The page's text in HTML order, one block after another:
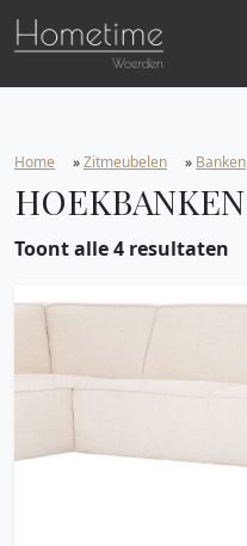
Home »Zitmeubelen » Banken
HOEKBANKEN
Toont alle 4 resultaten